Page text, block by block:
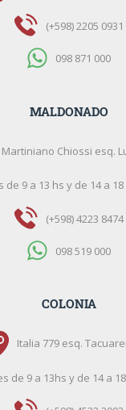
(+598) 2205 0931
098 871 000
MALDONADO
Martiniano Chiossi esq.
de 9 a 13 hs y de 14 a
(+598) 4223 8474
098 519 000
COLONIA
Italia 779 esq.
de 9 a 13hs y de 14 a